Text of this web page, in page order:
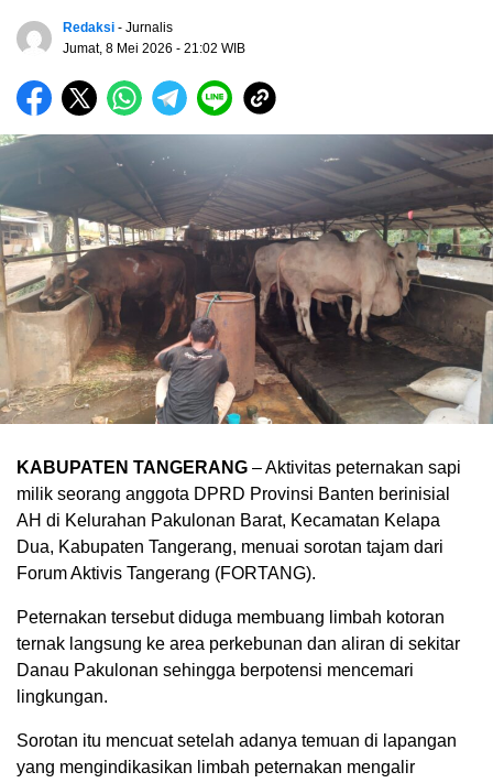
Redaksi - Jurnalis
Jumat, 8 Mei 2026 - 21:02 WIB
KABUPATEN TANGERANG – Aktivitas peternakan sapi
milik seorang anggota DPRD Provinsi Banten berinisial
AH di Kelurahan Pakulonan Barat, Kecamatan Kelapa
Dua, Kabupaten Tangerang, menuai sorotan tajam dari
Forum Aktivis Tangerang (FORTANG).
Peternakan tersebut diduga membuang limbah kotoran
ternak langsung ke area perkebunan dan aliran di sekitar
Danau Pakulonan sehingga berpotensi mencemari
lingkungan.
Sorotan itu mencuat setelah adanya temuan di lapangan
yang mengindikasikan limbah peternakan mengalir